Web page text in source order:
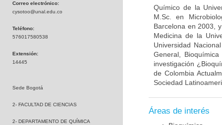
Correo electrónico:
cysotoo@unal.edu.co
Teléfono:
576017580538
Extensión:
14445
Sede Bogotá
2- FACULTAD DE CIENCIAS
2- DEPARTAMENTO DE QUÍMICA
Químico de la
M.Sc. en
Barcelona en 2003,
Medicina de la
Universidad
General,
investigación
de Colombia
Sociedad
Áreas de interés